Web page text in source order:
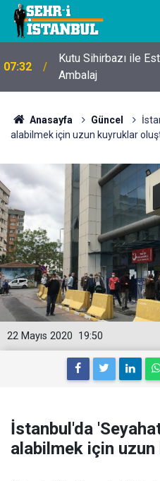
07:32
Kutu Sihirbazı ile
Ambalaj
Anasayfa Güncel
alabilmek için uzun kuyruklar
19:50
22 Mayıs 2020
İstanbul'da
alabilmek için